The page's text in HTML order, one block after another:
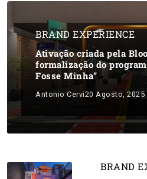
BRAND EXPERIENCE
Ativação criada pela
formalização do
Fosse Minha”
Antonio Cervi20 Agosto, 2025
BRAND